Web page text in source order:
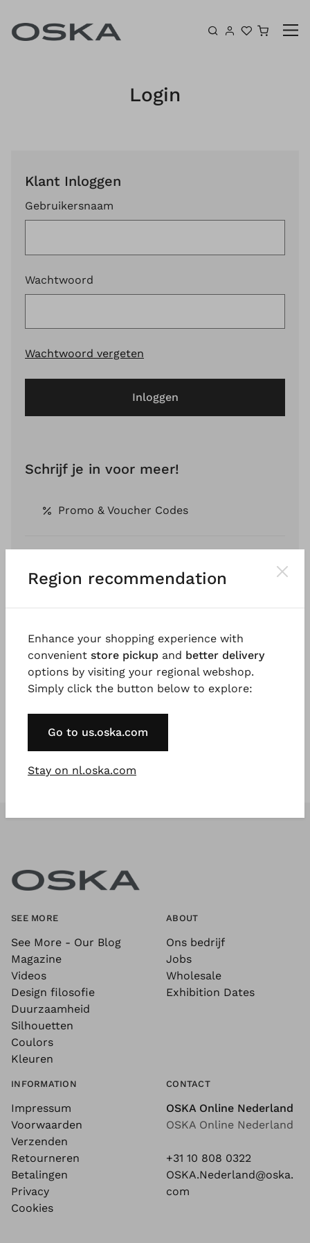
Login
Klant Inloggen
Gebruikersnaam
Wachtwoord
Wachtwoord vergeten
Inloggen
Schrijf je in voor meer!
Promo & Voucher Codes
Pay by Invoice *
Registreer nu
SEE MORE
See More - Our Blog
Magazine
Videos
Design filosofie
Duurzaamheid
Silhouetten
Coulors
Kleuren
ABOUT
Ons bedrijf
Jobs
Wholesale
Exhibition Dates
INFORMATION
Impressum
Voorwaarden
Verzenden
Retourneren
Betalingen
Privacy
Cookies
CONTACT
OSKA Online Nederland
OSKA Online Nederland
+31 10 808 0322
OSKA.Nederland@oska.
com
Region recommendation
Enhance your shopping experience with
convenient store pickup and better delivery
options by visiting your regional webshop.
Simply click the button below to explore:
Go to us.oska.com
Stay on nl.oska.com